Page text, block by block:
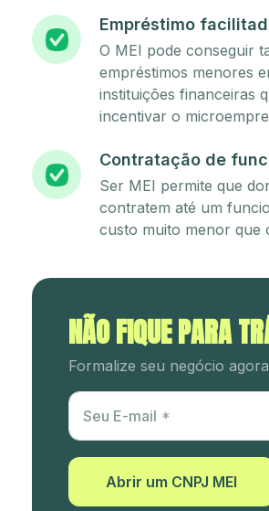
Empréstimo
O MEI pode conseguir
empréstimos menores
instituições financeiras
incentivar o
Contratação de
Ser MEI permite que
contratem até um
custo muito menor que
NÃO FIQUE PARA
Formalize seu negócio
Utm Content
Seu E-mail
Abrir um CNPJ MEI